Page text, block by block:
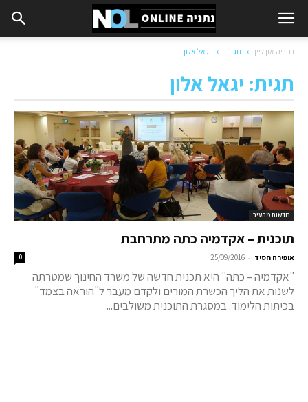
נתניה און ליין תגיות יגאל אלון
תגית: יגאל אלון
חדשות מהעיר
תוכנית – אקדמיה כתה מתרחבת
אופירה חסיד -
25/09/2016
0
"אקדמיה – כתה" היא תכנית חדשה של משרד החינוך שמטרתה
לשנות את הליך הכשרת המורים ולקדם מעבר ל"הוראה בצמד"
בכיתות הלימוד. במסגרת התוכנית משולבים...